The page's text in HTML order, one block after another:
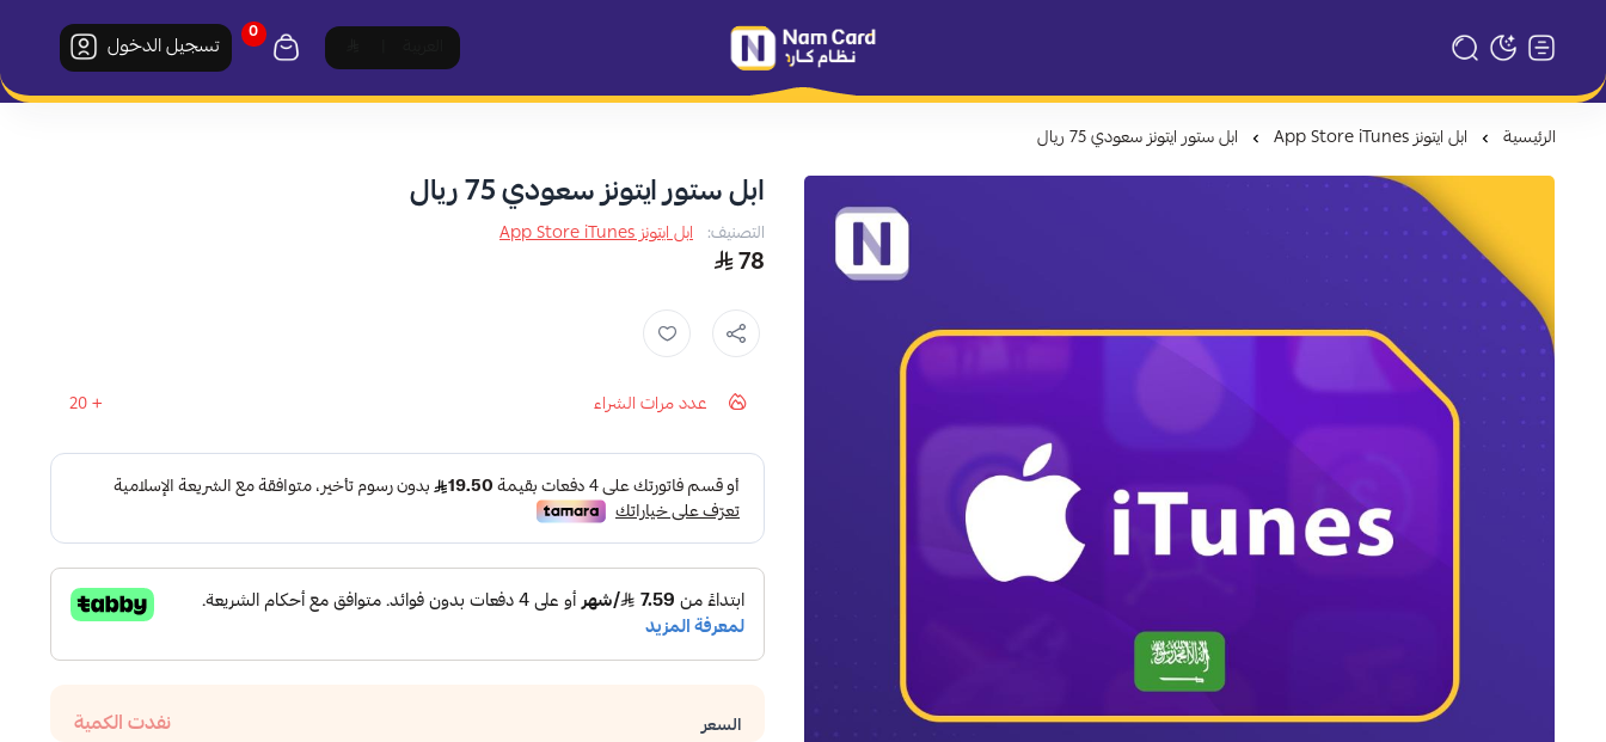
تبديل الوضع الداكن متجر نظام كارد 0
تسجيل الدخول
الرئيسية ابل ايتونز App Store iTunes ابل ستور ايتونز سعودي 75 ريال
ابل ستور ايتونز سعودي 75 ريال
التصنيف: ابل ايتونز App Store iTunes
78
عدد مرات الشراء 20
السعر نفدت الكمية